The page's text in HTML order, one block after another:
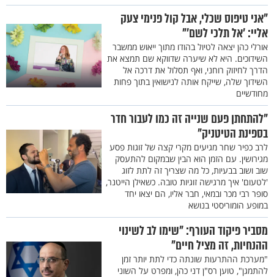
"אני טיפוס שכלי, אבל קול פנימי צעק
אליי: 'אל תלכי לשם'"
אורלי כהן יצאה לטיול בהודו מתוך ייאוש ממשבר
השידוכים. היא לא שיערה שדווקא שם תמצא את
הדרך לחיזוק רוחני, ואף תסלול את דרכה אל
השידוך שלה, שייקח אותה לנישואין בתוך פחות
מחודשיים
"להתחתן פעם שנייה זה כמו לעבור חדר
בספינת הטיטניק"
לרב כפיר שחר מגיעים מקרי קצה של זוגות פסע
מגירושין. עם הזמן הוא הבין שבמקום להתעסק
שוב ושוב בבעיות, כל מה שצריך זה לתת לזוג
'לטעום' איך מרגישה זוגיות טובה. כשאילן הייטנר,
סופר רבי מכר ובמאי, חבר אליו, הם יצאו יחד
במופע הומוריסטי בנושא
מסביר פיקוד העורף: "שימו לב לשינוי
ההנחיות, זה מציל חיים"
"מערכת ההתרעות שונתה כדי לתת יותר זמן
להתמגן", טוען רס"ן דני כהן, ומפרט על השוני